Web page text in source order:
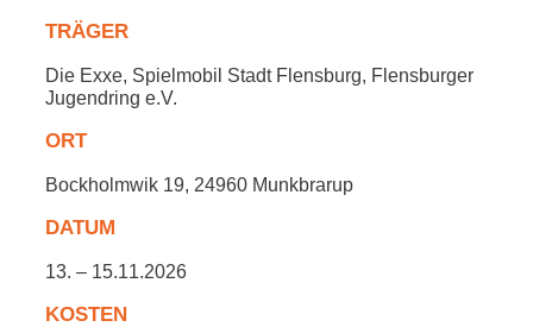
TRÄGER
Die Exxe, Spielmobil Stadt Flensburg, Flensburger
Jugendring e.V.
ORT
Bockholmwik 19, 24960 Munkbrarup
DATUM
13. – 15.11.2026
KOSTEN